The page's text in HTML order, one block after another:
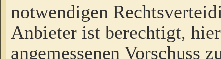
notwendigen
Anbieter ist berechtigt,
angemessenen Vorschuss